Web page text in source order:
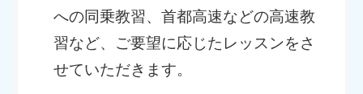
への同乗教習、首都高速などの高速教
習など、ご要望に応じたレッスンをさ
せていただきます。